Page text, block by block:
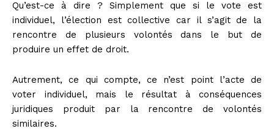
Qu’est-ce à dire ? Simplement que si le vote est
individuel, l’élection est collective car il s’agit de la
rencontre de plusieurs volontés dans le but de
produire un effet de droit.
Autrement, ce qui compte, ce n’est point l’acte de
voter individuel, mais le résultat à conséquences
juridiques produit par la rencontre de volontés
similaires.